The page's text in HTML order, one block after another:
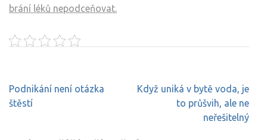
brání léků nepodceňovat.
Navigace
pro
Podnikání není otázka
štěstí
Když uniká v bytě voda, je
to průšvih, ale ne
neřešitelný